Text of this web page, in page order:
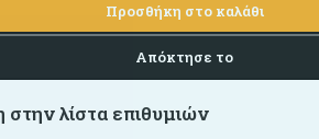
Προσθήκη στο καλάθι
Απόκτησε το
λίστα επιθυμιών